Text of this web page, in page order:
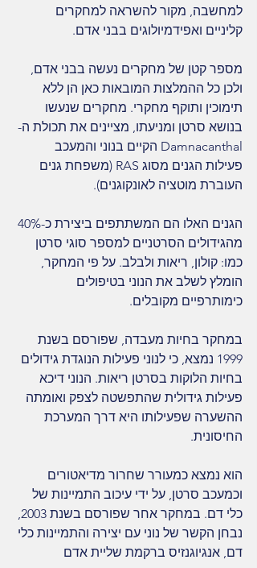
למחשבה, מקור להשראה למחקרים
קליניים ואפידמיולוגים בבני אדם.
מספר קטן של מחקרים נעשה בבני אדם,
ולכן כל ההמלצות המובאות כאן הן ללא
תימוכין ותוקף מחקרי. מחקרים שנעשו
בנושא סרטן ומניעתו, מציינים את תכולת ה-
Damnacanthal הקיים בנוני והמעכב
פעילות הגנים מסוג RAS (משפחת גנים
העוברת מוטציה לאונקוגנים).
מהגידולים הסרטניים למספר סוגי סרטן
כמו: קולון, ריאות ולבלב. על פי המחקר,
הומלץ לשלב את הנוני בטיפולים
כימותרפיים מקובלים.
במחקר בחיות מעבדה, שפורסם בשנת
1999 נמצא, כי לנוני פעילות הנוגדת גידולים
בחיות הלוקות בסרטן ריאות. הנוני דיכא
פעילות גידולית שהתפשטה לצפק ואומתה
ההשערה שפעילותו היא דרך המערכת
החיסונית.
הוא נמצא כמעורר שחרור מדיאטורים
וכמעכב סרטן, על ידי עיכוב התמיינות של
כלי דם. במחקר אחר שפורסם בשנת 2003,
נבחן הקשר של נוני עם יצירה והתמיינות כלי
דם, אנגיוגנזיס ברקמת שליית אדם